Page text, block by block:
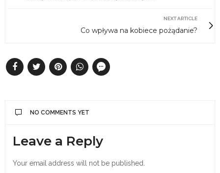
NEXT ARTICLE
Co wpływa na kobiece pożądanie?
NO COMMENTS YET
Leave a Reply
Your email address will not be published.